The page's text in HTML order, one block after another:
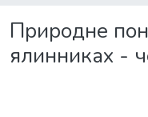
Природне
ялинниках -